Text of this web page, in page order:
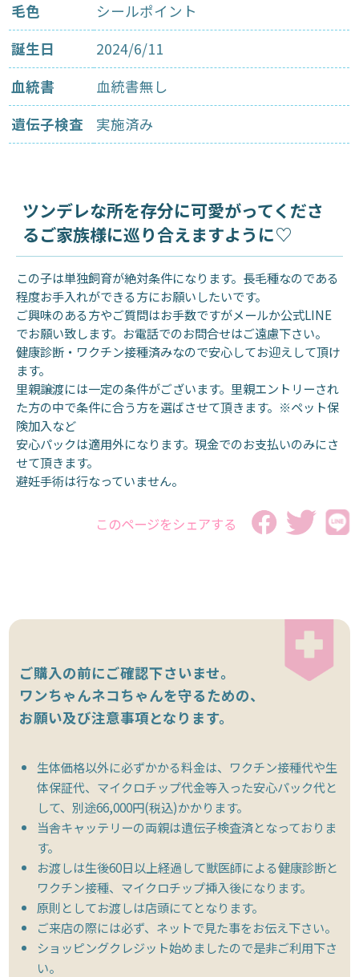
毛色
シールポイント
誕生日
2024/6/11
血統書
血統書無し
遺伝子検査
実施済み
ツンデレな所を存分に可愛がってくださ
るご家族様に巡り合えますように♡
この子は単独飼育が絶対条件になります。長毛種なのである
程度お手入れができる方にお願いしたいです。
ご興味のある方やご質問はお手数ですがメールか公式LINE
でお願い致します。お電話でのお問合せはご遠慮下さい。
健康診断・ワクチン接種済みなので安心してお迎えして頂け
ます。
里親譲渡には一定の条件がございます。里親エントリーされ
た方の中で条件に合う方を選ばさせて頂きます。※ペット保
険加入など
安心パックは適用外になります。現金でのお支払いのみにさ
せて頂きます。
避妊手術は行なっていません。
このページをシェアする
ご購入の前にご確認下さいませ。
ワンちゃんネコちゃんを守るための、
お願い及び注意事項となります。
生体価格以外に必ずかかる料金は、ワクチン接種代や生
体保証代、マイクロチップ代金等入った安心パック代と
して、別途66,000円(税込)かかります。
当舎キャッテリーの両親は遺伝子検査済となっておりま
す。
お渡しは生後60日以上経過して獣医師による健康診断と
ワクチン接種、マイクロチップ挿入後になります。
原則としてお渡しは店頭にてとなります。
ご来店の際には必ず、ネットで見た事をお伝え下さい。
ショッピングクレジット始めましたので是非ご利用下さ
い。